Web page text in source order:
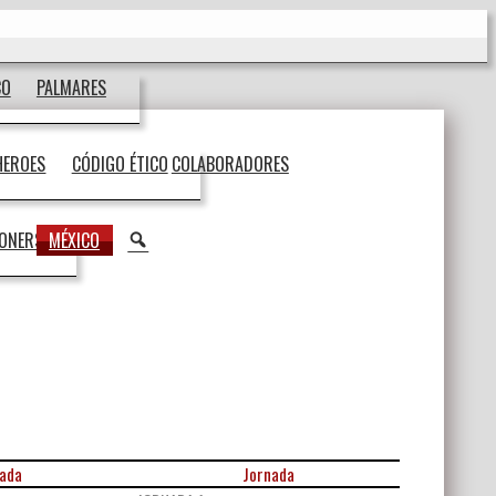
PALMARES
CÓDIGO ÉTICO COLABORADORES
MÉXICO
Jornada